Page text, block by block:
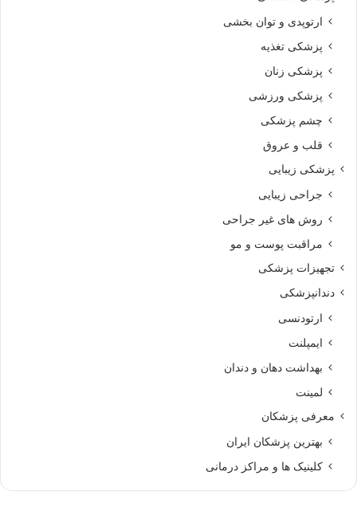
ارتوپدی و توان بخشی
پزشکی تغذیه
پزشکی زنان
پزشکی ورزشی
چشم پزشکی
قلب و عروق
پزشکی زیبایی
جراحی زیبایی
روش های غیر جراحی
مراقبت پوست و مو
تجهیزات پزشکی
دندانپزشکی
ارتودنسی
ایمپلنت
بهداشت دهان و دندان
لمینت
معرفی پزشکان
بهترین پزشکان ایران
کلینیک ها و مراکز درمانی